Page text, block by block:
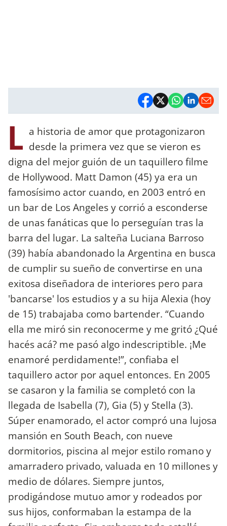
L a historia de amor que protagonizaron
desde la primera vez que se vieron es
digna del mejor guión de un taquillero filme
de Hollywood. Matt Damon (45) ya era un
famosísimo actor cuando, en 2003 entró en
un bar de Los Angeles y corrió a esconderse
de unas fanáticas que lo perseguían tras la
barra del lugar. La salteña Luciana Barroso
(39) había abandonado la Argentina en busca
de cumplir su sueño de convertirse en una
exitosa diseñadora de interiores pero para
'bancarse' los estudios y a su hija Alexia (hoy
de 15) trabajaba como bartender. “Cuando
ella me miró sin reconocerme y me gritó ¿Qué
hacés acá? me pasó algo indescriptible. ¡Me
enamoré perdidamente!”, confiaba el
taquillero actor por aquel entonces. En 2005
se casaron y la familia se completó con la
llegada de Isabella (7), Gia (5) y Stella (3).
Súper enamorado, el actor compró una lujosa
mansión en South Beach, con nueve
dormitorios, piscina al mejor estilo romano y
amarradero privado, valuada en 10 millones y
medio de dólares. Siempre juntos,
prodigándose mutuo amor y rodeados por
sus hijos, conformaban la estampa de la